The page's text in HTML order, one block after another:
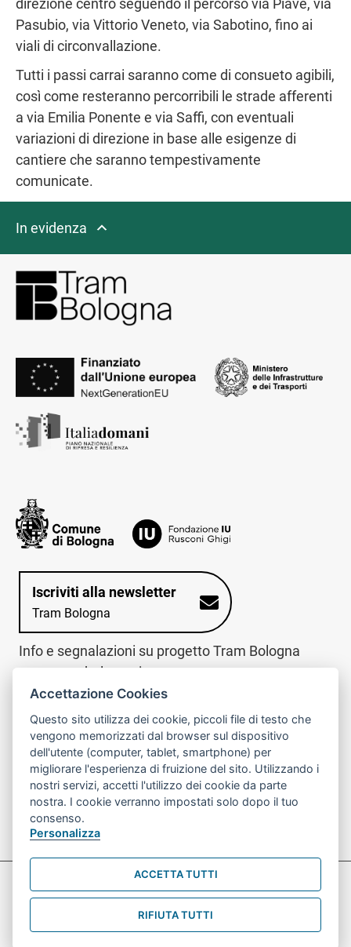
direzione centro seguendo il percorso via Piave, via
Pasubio, via Vittorio Veneto, via Sabotino, fino ai
viali di circonvallazione.
Tutti i passi carrai saranno come di consueto agibili,
così come resteranno percorribili le strade afferenti
a via Emilia Ponente e via Saffi, con eventuali
variazioni di direzione in base alle esigenze di
cantiere che saranno tempestivamente
comunicate.
In evidenza
Iscriviti alla newsletter
Tram Bologna
Info e segnalazioni su progetto Tram Bologna
www.trambologna.it
trova infopoint sulla mappa interattiva
Trova l'infopoint
più vicino
telefona al call center
Chiama il call
center
800078611
Contatto cantiere per emergenze nei giorni festivi
o nelle ore notturne:366 65 36 063
Preferenze Cookie prova
Informativa sul trattamento dei dati personali
Accettazione Cookies
Questo sito utilizza dei cookie, piccoli file di testo che
vengono memorizzati dal browser sul dispositivo
dell'utente (computer, tablet, smartphone) per
migliorare l'esperienza di fruizione del sito. Utilizzando i
nostri servizi, accetti l'utilizzo dei cookie da parte
nostra. I cookie verranno impostati solo dopo il tuo
consenso.
Personalizza
ACCETTA TUTTI
RIFIUTA TUTTI